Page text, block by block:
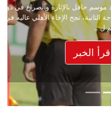
والصراع في دوري
الأهلي عاليه في